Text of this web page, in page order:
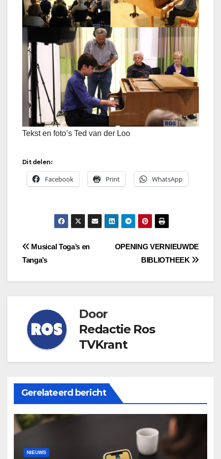
Tekst en foto’s Ted van der Loo
Dit delen:
Facebook Print WhatsApp
Bericht
navigatie
OPENING VERNIEUWDE
BIBLIOTHEEK
Musical Toga’s en
Tanga’s
Door
Redactie Ros
TVKrant
Gerelateerd bericht
NIEUWS